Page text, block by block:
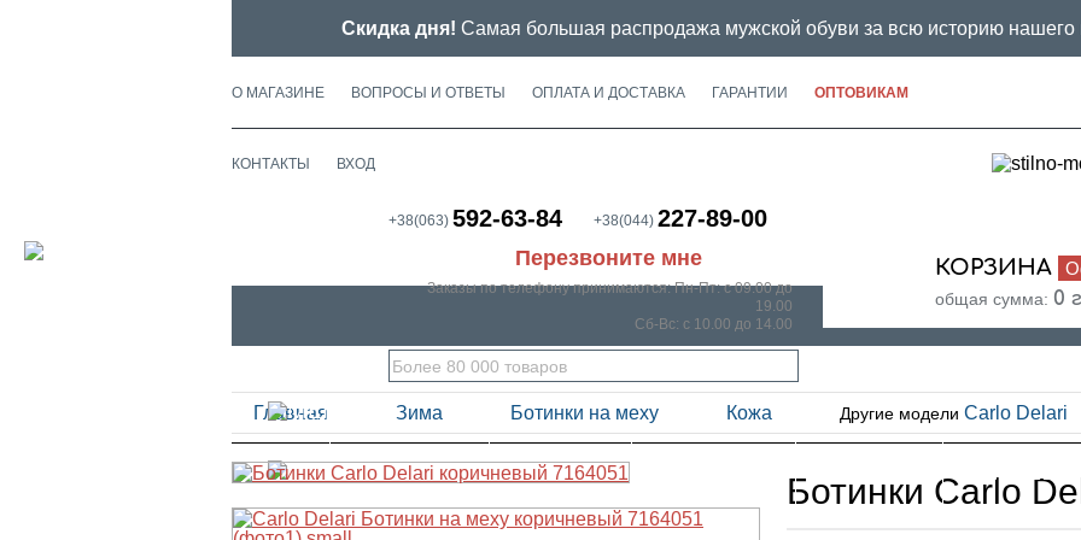
Скидка дня! Самая большая распродажа мужской обуви за всю историю нашего
О МАГАЗИНЕ ВОПРОСЫ И ОТВЕТЫ ОПЛАТА И ДОСТАВКА ГАРАНТИИ ОПТОВИКАМ
КОНТАКТЫ ВХОД
+38(063) 592-63-84 +38(044) 227-89-00
Перезвоните мне
Заказы по телефону принимаются:Пн-Пт: с 09.00 до
19.00
Сб-Вс: с 10.00 до 14.00
КОРЗИНА
общая сумма: 0
ВЕСНА ЛЕТО SMALL
Главная Зима Ботинки на меху Кожа Другие модели Carlo Delari
Ботинки Carlo